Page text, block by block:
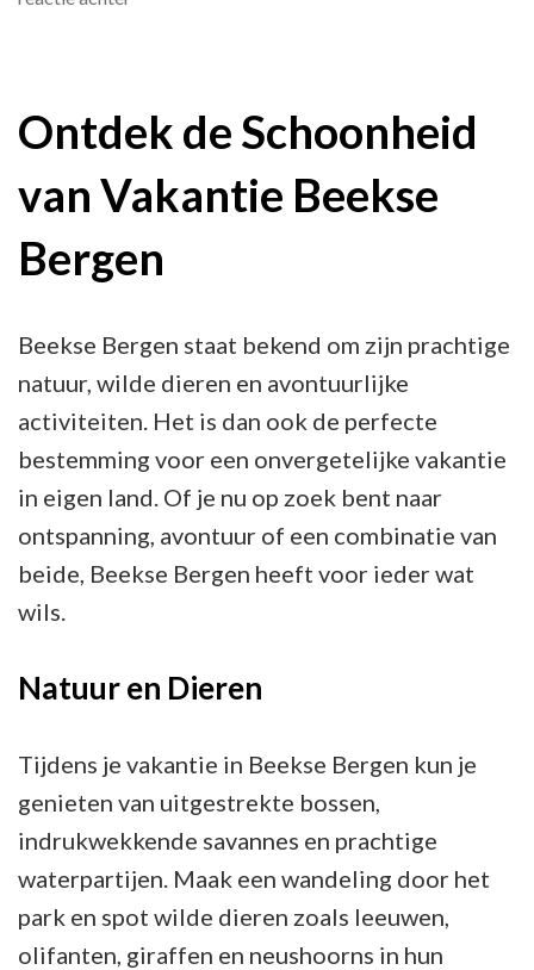
Ultieme
Vakantie-
ervaring
Beekse
Ontdek de Schoonheid
van Vakantie Beekse
Bergen
Beekse Bergen staat bekend om zijn prachtige
natuur, wilde dieren en avontuurlijke
activiteiten. Het is dan ook de perfecte
bestemming voor een onvergetelijke vakantie
in eigen land. Of je nu op zoek bent naar
ontspanning, avontuur of een combinatie van
beide, Beekse Bergen heeft voor ieder wat
wils.
Natuur en Dieren
Tijdens je vakantie in Beekse Bergen kun je
genieten van uitgestrekte bossen,
indrukwekkende savannes en prachtige
waterpartijen. Maak een wandeling door het
park en spot wilde dieren zoals leeuwen,
olifanten, giraffen en neushoorns in hun